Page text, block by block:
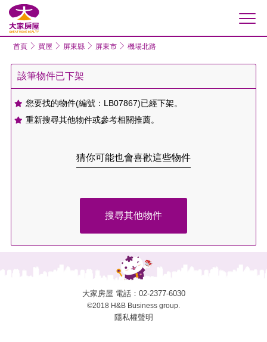
首頁 買屋 屏東縣 屏東市 機場北路
該筆物件已下架
您要找的物件(編號：LB07867)已經下架。
重新搜尋其他物件或參考相關推薦。
猜你可能也會喜歡這些物件
搜尋其他物件
大家房屋 電話： 02-2377-6030
©2018 H&B Business group.
隱私權聲明